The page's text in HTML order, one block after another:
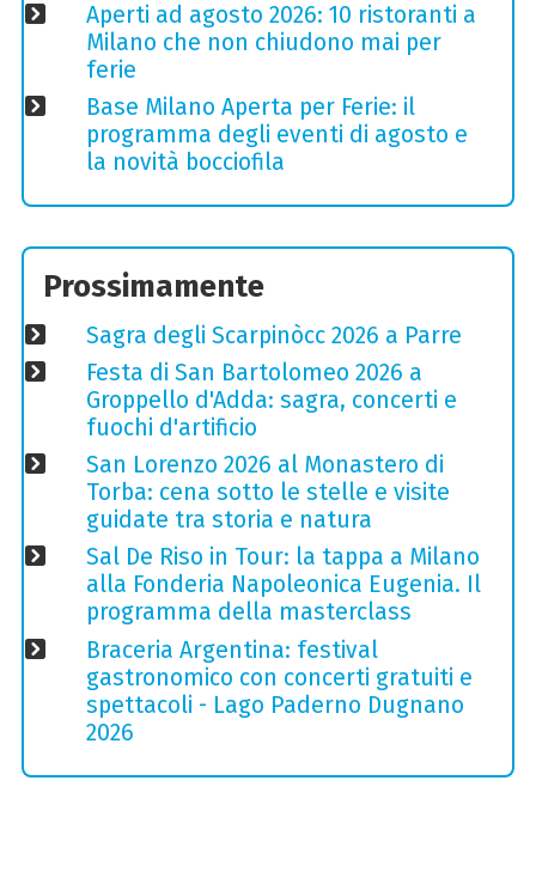
Aperti ad agosto 2026: 10 ristoranti a
Milano che non chiudono mai per
ferie
Base Milano Aperta per Ferie: il
programma degli eventi di agosto e
la novità bocciofila
Prossimamente
Sagra degli Scarpinòcc 2026 a Parre
Festa di San Bartolomeo 2026 a
Groppello d'Adda: sagra, concerti e
fuochi d'artificio
San Lorenzo 2026 al Monastero di
Torba: cena sotto le stelle e visite
guidate tra storia e natura
Sal De Riso in Tour: la tappa a Milano
alla Fonderia Napoleonica Eugenia. Il
programma della masterclass
Braceria Argentina: festival
gastronomico con concerti gratuiti e
spettacoli - Lago Paderno Dugnano
2026